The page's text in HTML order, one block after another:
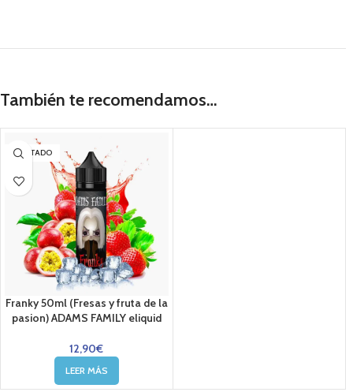
También te recomendamos…
AGOTADO
Franky 50ml (Fresas y fruta de la
pasion) ADAMS FAMILY eliquid
12,90€
LEER MÁS